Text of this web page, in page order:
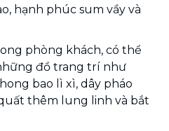
hạnh phúc sum vầy và
phòng khách, có thể
đồ trang trí như
bao lì xì, dây pháo
thêm lung linh và bắt